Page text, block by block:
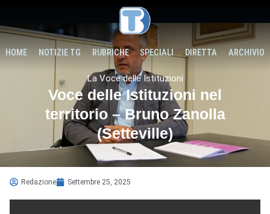
HOME NOTIZIE TG RUBRICHE SPECIALI DIRETTA ARCHIVIO
La Voce delle Istituzioni
Voce delle Istituzioni nel
territorio – Bruno Zanolla
(Setteville)
Redazione Settembre 25, 2025